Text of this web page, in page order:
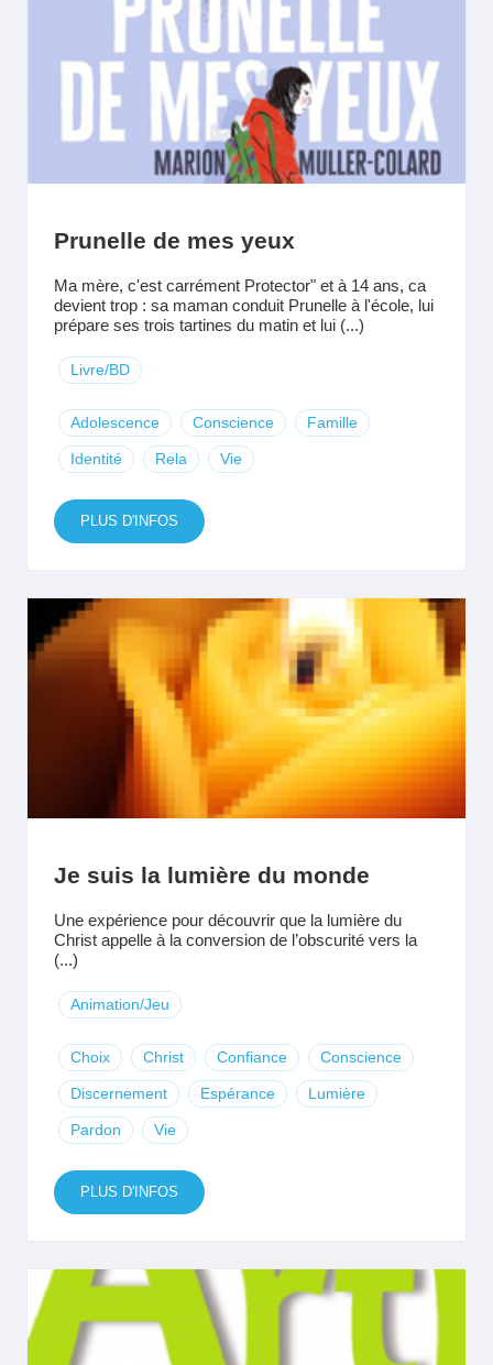
Prunelle de mes yeux
Ma mère, c'est carrément Protector" et à 14 ans, ca
devient trop : sa maman conduit Prunelle à l'école, lui
prépare ses trois tartines du matin et lui (...)
Livre/BD
Adolescence Conscience Famille
Identité Rela Vie
PLUS D'INFOS
Je suis la lumière du monde
Une expérience pour découvrir que la lumière du
Christ appelle à la conversion de l’obscurité vers la
(...)
Animation/Jeu
Choix Christ Confiance Conscience
Discernement Espérance Lumière
Pardon Vie
PLUS D'INFOS